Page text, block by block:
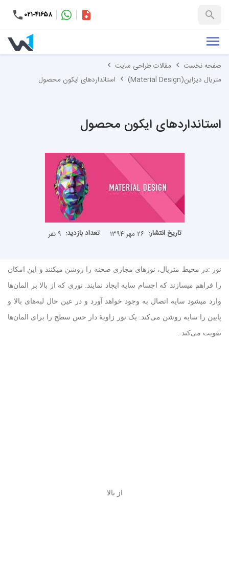
۰۲۱-۴۱۶۵۸
+۹۸-کاتالوگ
صفحه نخست
مقالات طراحی سایت
متریال دیزاین(Material Design)
استاندارد‌های ایکون محصول
استاندارد‌های ایکون محصول
تاریخ انتشار: ۲۶ مهر ۱۳۹۴ تعداد بازدید: ۹ نفر
نور :در محیط متریال، نور‌های مجازی صحنه را روشن میکنند و این امکان
را فراهم میسازند که اجسام سایه ایجاد نمایند. نوری که از بالا بر المان‌ها
وارد میشود سایه اتصال به وجود خواهد آورد و در عین حال لبه‌های بالا و
پایین را سایه روشن می‌کند. یک نور زاویهٔ دار حس سطح را برای المان‌ها
تقویت می‌کند
از بالا